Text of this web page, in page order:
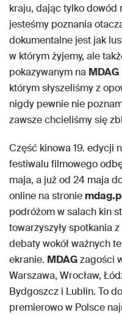
kraju, dając tylko dowód
jesteśmy poznania
dokumentalne jest jak
w którym żyjemy, ale
pokazywanym na MDAG
którym słyszeliśmy z
nigdy pewnie nie
zawsze chcieliśmy się
Część kinowa 19. edycji
festiwalu filmowego
maja, a już od 24 maja
online na stronie
podróżom w salach kin
towarzyszyły spotkania
debaty wokół ważnych
ekranie. MDAGzagości
Warszawa, Wrocław,
Bydgoszcz i Lublin. To
premierowo w Polsce